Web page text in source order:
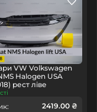
VW Volkswagen
Halogen USA
рест ліве
2419.00 ₴